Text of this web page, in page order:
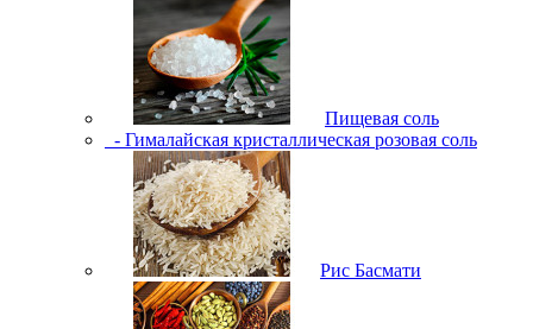
Пищевая соль
- Гималайская кристаллическая розовая соль
Рис Басмати